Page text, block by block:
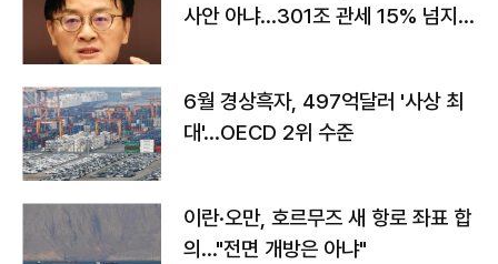
사안 아냐…301조 관세 15% 넘지
6월 경상흑자, 497억달러 '사상 최
대'…OECD 2위 수준
이란·오만, 호르무즈 새 항로 좌표 합
의…"전면 개방은 아냐"